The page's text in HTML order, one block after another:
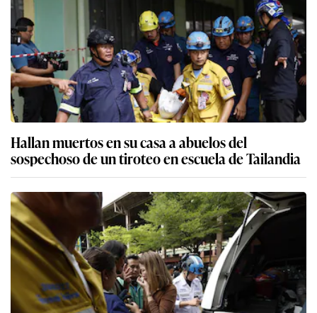
Hallan muertos en su casa a abuelos del
sospechoso de un tiroteo en escuela de Tailandia